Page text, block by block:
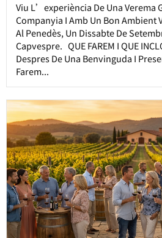
Viu L’experiència De Una Verema
Companyia I Amb Un Bon Ambient
Al Penedès, Un Dissabte De
Capvespre. QUE FAREM I QUE
Despres De Una Benvinguda I
Farem...